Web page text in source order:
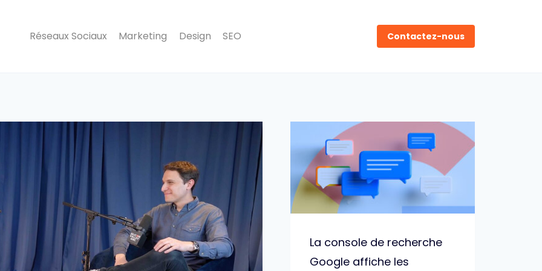
Réseaux Sociaux Marketing Design SEO Contactez-nous
La console de recherche
Google affiche les